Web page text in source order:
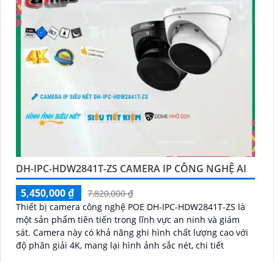
DH-IPC-HDW2841T-ZS CAMERA IP CÔNG NGHỆ AI
5,450,000 ₫
7,820,000 ₫
Thiết bị camera công nghệ POE DH-IPC-HDW2841T-ZS là
một sản phẩm tiên tiến trong lĩnh vực an ninh và giám
sát. Camera này có khả năng ghi hình chất lượng cao với
độ phân giải 4K, mang lại hình ảnh sắc nét, chi tiết